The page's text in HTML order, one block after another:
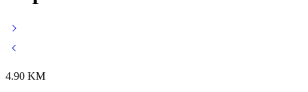
4.90 KM